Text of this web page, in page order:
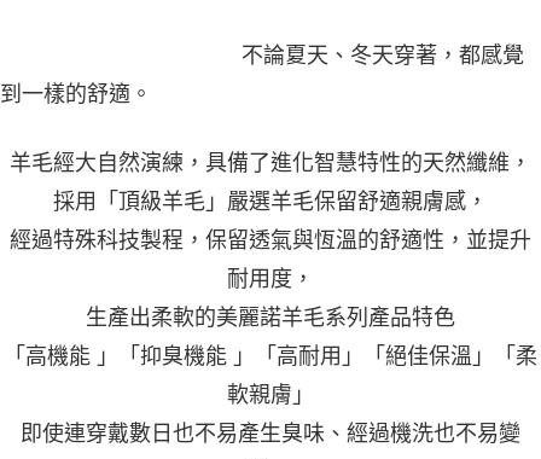
帳／街口支付／iPASS MONEY」等通路繳費。
【注意事項】
買賣價金債權讓與本公司後，依約使用本公司帳單繳交帳款。
2.基於同意付款使用「大哥付你分期」之契約關係目的，商店將以您的個人
資料（包含姓名、電話或地址）提供予台灣大哥大進項蒐集、處理及利用，
由本公司與您本人進行分期帳單所需資料之確認、核對及更正。
3.完整用戶服務條款，請詳閱以下連結：https://oppay.tw/userRule
結帳頁面，進行簡訊認證並確認金額後，即可完成結帳。
２．訂單成立數日內，您將收到繳費通知簡訊。
３．收到繳費通知簡訊後14天內，點擊此簡訊中的連結，可透過四大超商／
ATM／網路銀行／等多元方式進行付款，方視為交易完成。
購買商品的店家。未經商家同意取消之訂單仍視為有效，需透過AFTEE先享
後付繳納相關費用。
※ 交易是否成功請以「AFTEE先享後付 」之結帳頁面顯示為準，若有關於
客戶支援中心」https://netprotections.freshdesk.com/support/home
１．透過由恩沛科技股份有限公司提供之「AFTEE先享後付」服務完成之交
易，需依本服務之必要範圍內提供個人資料，並將交易相關給付款項請求債
權轉讓予恩沛科技股份有限公司。
２．關於個人資料處理事宜，請瀏覽以下網址：
「AFTEE先享後付」，若未經同意申辦者引起之損失，本公司不負相關責
不論夏天、冬天穿著，都感覺
到一樣的舒適。
羊毛經大自然演練，具備了進化智慧特性的天然纖維，
採用「頂級羊毛」嚴選羊毛保留舒適親膚感，
經過特殊科技製程，保留透氣與恆溫的舒適性，並提升
耐用度，
生產出柔軟的美麗諾羊毛系列產品特色
「高機能 」「抑臭機能 」「高耐用」「絕佳保溫」「柔
軟親膚」
即使連穿戴數日也不易產生臭味、經過機洗也不易變